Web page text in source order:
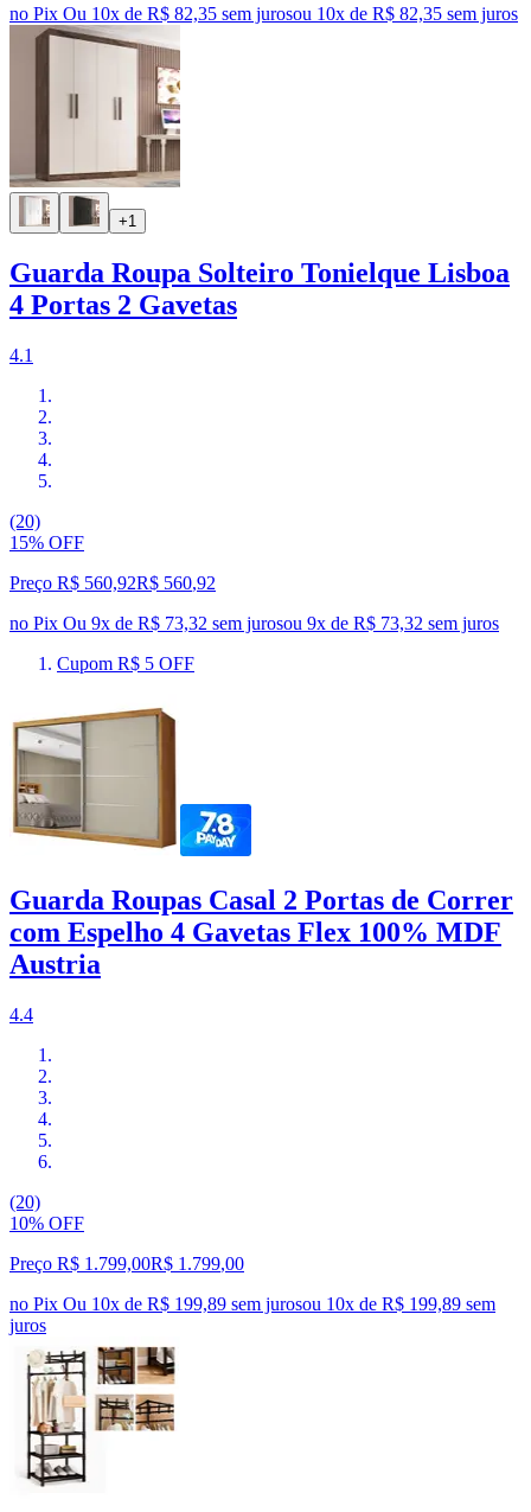
no Pix Ou 10x de R$ 82,35 sem jurosou 10x de R$ 82,35 sem juros
+1
Guarda Roupa Solteiro Tonielque Lisboa
4 Portas 2 Gavetas
4.1
(20)
15% OFF
Preço R$ 560,92R$ 560,92
no Pix Ou 9x de R$ 73,32 sem jurosou 9x de R$ 73,32 sem juros
Cupom R$ 5 OFF
Guarda Roupas Casal 2 Portas de Correr
com Espelho 4 Gavetas Flex 100% MDF
Austria
4.4
(20)
10% OFF
Preço R$ 1.799,00R$ 1.799,00
no Pix Ou 10x de R$ 199,89 sem jurosou 10x de R$ 199,89 sem
juros